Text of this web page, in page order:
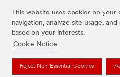
This website uses cookies on your
navigation, analyze site usage,
based on your interests.
Cookie Notice
Reject Non-Essential Cookies
Las marcas mencionadas arriba